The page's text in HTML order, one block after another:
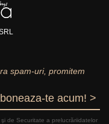
spam-uri, promitem
te acum! >
de Securitate a prelucrăriidatelor